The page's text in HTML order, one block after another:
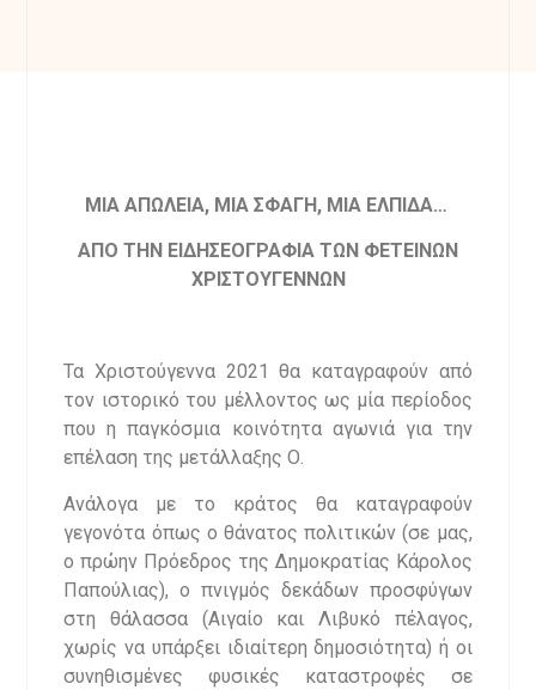
ΜΙΑ ΑΠΩΛΕΙΑ, ΜΙΑ ΣΦΑΓΗ, ΜΙΑ ΕΛΠΙΔΑ…
ΑΠΟ ΤΗΝ ΕΙΔΗΣΕΟΓΡΑΦΙΑ ΤΩΝ ΦΕΤΕΙΝΩΝ
ΧΡΙΣΤΟΥΓΕΝΝΩΝ
Τα Χριστούγεννα 2021 θα καταγραφούν από
τον ιστορικό του μέλλοντος ως μία περίοδος
που η παγκόσμια κοινότητα αγωνιά για την
επέλαση της μετάλλαξης Ο.
Ανάλογα με το κράτος θα καταγραφούν
γεγονότα όπως ο θάνατος πολιτικών (σε μας,
ο πρώην Πρόεδρος της Δημοκρατίας Κάρολος
Παπούλιας), ο πνιγμός δεκάδων προσφύγων
στη θάλασσα (Αιγαίο και Λιβυκό πέλαγος,
χωρίς να υπάρξει ιδιαίτερη δημοσιότητα) ή οι
συνηθισμένες φυσικές καταστροφές σε